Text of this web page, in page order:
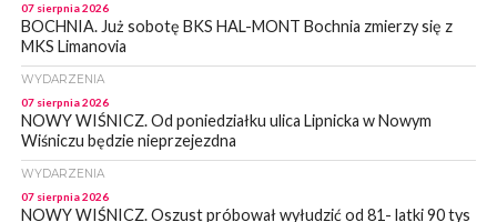
07 sierpnia 2026
BOCHNIA. Już sobotę BKS HAL-MONT Bochnia zmierzy się z
MKS Limanovia
WYDARZENIA
07 sierpnia 2026
NOWY WIŚNICZ. Od poniedziałku ulica Lipnicka w Nowym
Wiśniczu będzie nieprzejezdna
WYDARZENIA
07 sierpnia 2026
NOWY WIŚNICZ. Oszust próbował wyłudzić od 81- latki 90 tys